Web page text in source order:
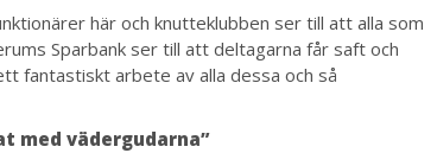
här och knutteklubben ser till att alla som
Sparbank ser till att deltagarna får saft och
fantastiskt arbete av alla dessa och så
med vädergudarna”